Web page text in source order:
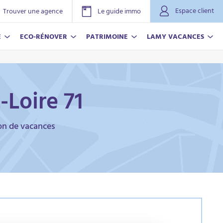
Trouver une agence Le guide immo
Espace client
ECO-RÉNOVER PATRIMOINE LAMY VACANCES
71
de vacances